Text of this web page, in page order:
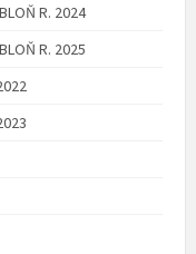
R. 2024
R. 2025